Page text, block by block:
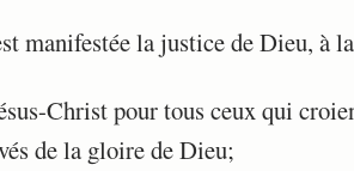
manifestée la justice de Dieu, à
Christ pour tous ceux qui
de la gloire de Dieu;